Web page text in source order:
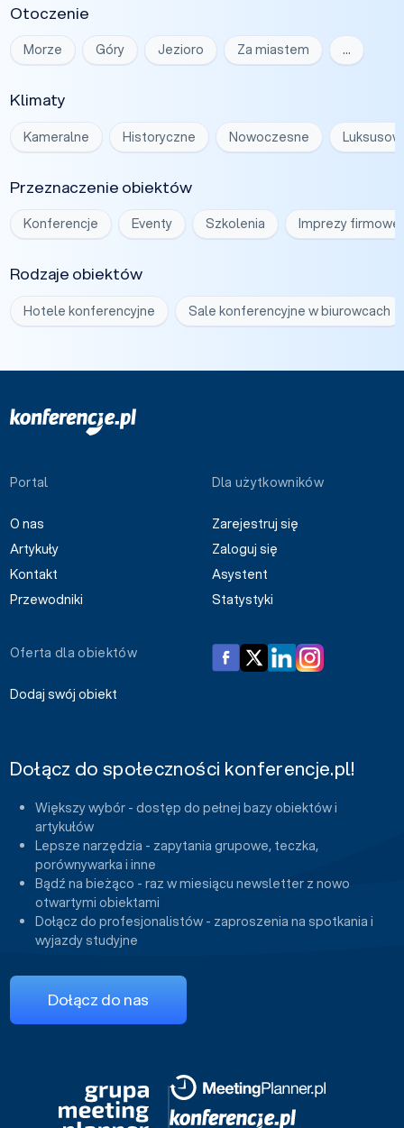
Otoczenie
Morze Góry Jezioro Za miastem …
Klimaty
Kameralne Historyczne Nowoczesne
Przeznaczenie obiektów
Konferencje Eventy Szkolenia Imprezy firmowe
Rodzaje obiektów
Hotele konferencyjne Sale konferencyjne w biurowcach
Portal
O nas
Artykuły
Kontakt
Przewodniki
Dla użytkowników
Zarejestruj się
Zaloguj się
Asystent
Statystyki
Oferta dla obiektów
Dodaj swój obiekt
Dołącz do społeczności konferencje.pl!
Większy wybór - dostęp do pełnej bazy obiektów i
artykułów
Lepsze narzędzia - zapytania grupowe, teczka,
porównywarka i inne
Bądź na bieżąco - raz w miesiącu newsletter z nowo
otwartymi obiektami
Dołącz do profesjonalistów - zaproszenia na spotkania i
wyjazdy studyjne
Dołącz do nas